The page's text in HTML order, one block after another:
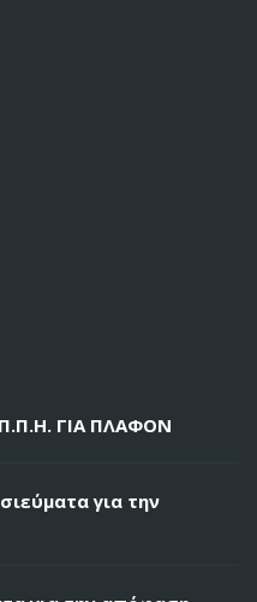
ΓΙΑ ΠΛΑΦΟΝ
για την